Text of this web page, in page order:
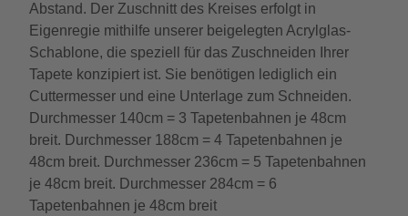
Abstand. Der Zuschnitt des Kreises erfolgt in
Eigenregie mithilfe unserer beigelegten Acrylglas-
Schablone, die speziell für das Zuschneiden Ihrer
Tapete konzipiert ist. Sie benötigen lediglich ein
Cuttermesser und eine Unterlage zum Schneiden.
Durchmesser 140cm = 3 Tapetenbahnen je 48cm
breit. Durchmesser 188cm = 4 Tapetenbahnen je
48cm breit. Durchmesser 236cm = 5 Tapetenbahnen
je 48cm breit. Durchmesser 284cm = 6
Tapetenbahnen je 48cm breit